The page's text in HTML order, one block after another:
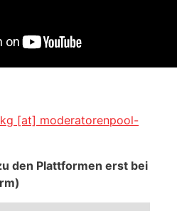
kg [at] moderatorenpool-
den Plattformen erst bei